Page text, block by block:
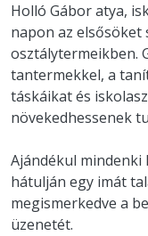
Holló Gábor atya,
napon az elsősöket
osztálytermeikben.
tantermekkel, a
táskáikat és
növekedhessenek
Ajándékul
hátulján egy imát
megismerkedve a
üzenetét.